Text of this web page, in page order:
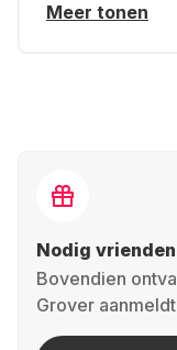
Meer tonen
Nodig
Bovendien
Grover